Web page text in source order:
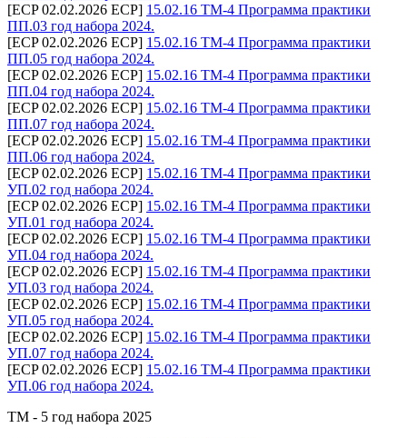
[ECP 02.02.2026 ECP] 15.02.16 ТМ-4 Программа практики
ПП.03 год набора 2024.
[ECP 02.02.2026 ECP] 15.02.16 ТМ-4 Программа практики
ПП.05 год набора 2024.
[ECP 02.02.2026 ECP] 15.02.16 ТМ-4 Программа практики
ПП.04 год набора 2024.
[ECP 02.02.2026 ECP] 15.02.16 ТМ-4 Программа практики
ПП.07 год набора 2024.
[ECP 02.02.2026 ECP] 15.02.16 ТМ-4 Программа практики
ПП.06 год набора 2024.
[ECP 02.02.2026 ECP] 15.02.16 ТМ-4 Программа практики
УП.02 год набора 2024.
[ECP 02.02.2026 ECP] 15.02.16 ТМ-4 Программа практики
УП.01 год набора 2024.
[ECP 02.02.2026 ECP] 15.02.16 ТМ-4 Программа практики
УП.04 год набора 2024.
[ECP 02.02.2026 ECP] 15.02.16 ТМ-4 Программа практики
УП.03 год набора 2024.
[ECP 02.02.2026 ECP] 15.02.16 ТМ-4 Программа практики
УП.05 год набора 2024.
[ECP 02.02.2026 ECP] 15.02.16 ТМ-4 Программа практики
УП.07 год набора 2024.
[ECP 02.02.2026 ECP] 15.02.16 ТМ-4 Программа практики
УП.06 год набора 2024.
ТМ - 5 год набора 2025